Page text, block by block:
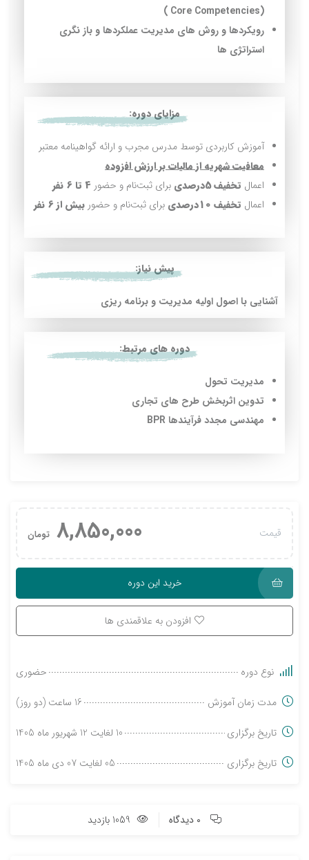
(Core Competencies )
رويكردها و روش هاي مديريت عملكردها و باز نگري
استراتژي ها
مزایای دوره:
آموزش کاربردی توسط مدرس مجرب و ارائه گواهینامه معتبر
معافیت شهریه از مالیات بر ارزش افزوده
اعمال تخفیف5درصدی برای ثبت‌نام و حضور 4 تا 6 نفر
اعمال تخفیف 10درصدی برای ثبت‌نام و حضور بیش از 6 نفر
پیش نیاز:
آشنايي با اصول اوليه مديريت و برنامه ريزي
دوره های مرتبط:
مديريت تحول
تدوين اثربخش طرح هاي تجاري
مهندسي مجدد فرآيندها BPR
قیمت 8,850,000 تومان
خرید این دوره
افزودن به علاقمندی ها
نوع دوره
حضوری
مدت زمان آموزش
16 ساعت (دو روز)
تاریخ برگزاری
10 لغایت 12 شهریور ماه 1405
تاریخ برگزاری
05 لغایت 07 دی ماه 1405
1059 بازدید